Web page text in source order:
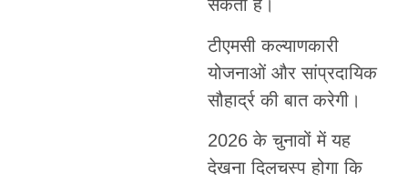
सकती है।
टीएमसी कल्याणकारी
योजनाओं और सांप्रदायिक
सौहार्द्र की बात करेगी।
2026 के चुनावों में यह
देखना दिलचस्प होगा कि